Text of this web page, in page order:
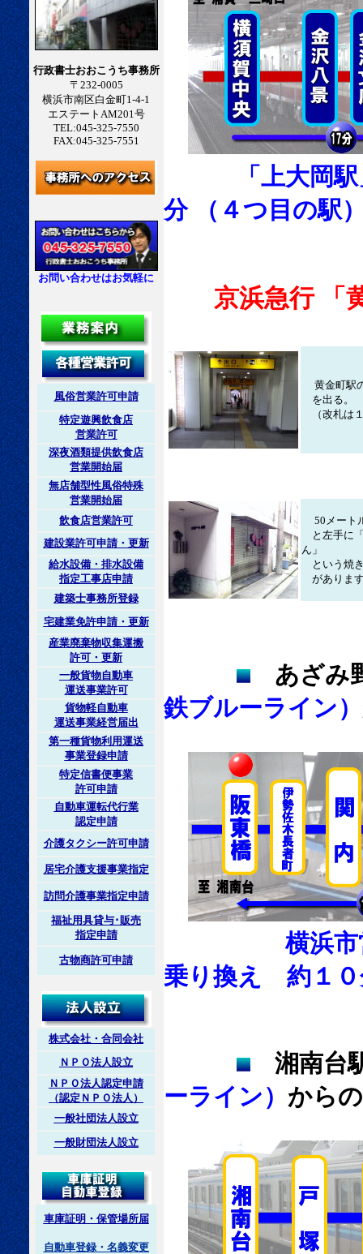
行政書士おおこうち事務所
〒232-0005
横浜市南区白金町1-4-1
エステートAM201号
TEL:045-325-7550
FAX:045-325-7551
お問い合わせはお気軽に
風俗営業許可申請
特定遊興飲食店
営業許可
深夜酒類提供飲食店
営業開始届
無店舗型性風俗特殊
営業開始届
飲食店営業許可
建設業許可申請・更新
給水設備・排水設備
指定工事店申請
建築士事務所登録
宅建業免許申請・更新
産業廃棄物収集運搬
許可・更新
一般貨物自動車
運送事業許可
貨物軽自動車
運送事業経営届出
第一種貨物利用運送
事業登録申請
特定信書便事業
許可申請
自動車運転代行業
認定申請
介護タクシー許可申請
居宅介護支援事業指定
訪問介護事業指定申請
福祉用具貸与･販売
指定申請
古物商許可申請
株式会社・合同会社
ＮＰＯ法人設立
ＮＰＯ法人認定申請
（認定ＮＰＯ法人）
一般社団法人設立
一般財団法人設立
車庫証明・保管場所届
自動車登録・名義変更
「上大岡
分 （４つ目の駅
京浜急行 「
黄金町駅
を出る。
（改札は
50メート
と左手に
ん」
という焼
がありま
あざみ野
鉄ブルーライン）
横浜
乗り換え 約１０
湘南台
ーライン） から